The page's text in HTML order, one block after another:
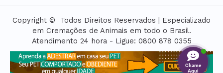
Copyright © Todos Direitos Reservados | Especializado
em Cremações de Animais em todo o Brasil.
Atendimento 24 hora - Ligue: 0800 878 0355
Chame
Aqui